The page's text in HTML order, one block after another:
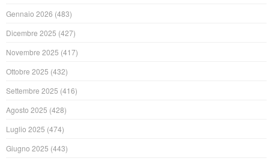
Gennaio 2026 (483)
Dicembre 2025 (427)
Novembre 2025 (417)
Ottobre 2025 (432)
Settembre 2025 (416)
Agosto 2025 (428)
Luglio 2025 (474)
Giugno 2025 (443)